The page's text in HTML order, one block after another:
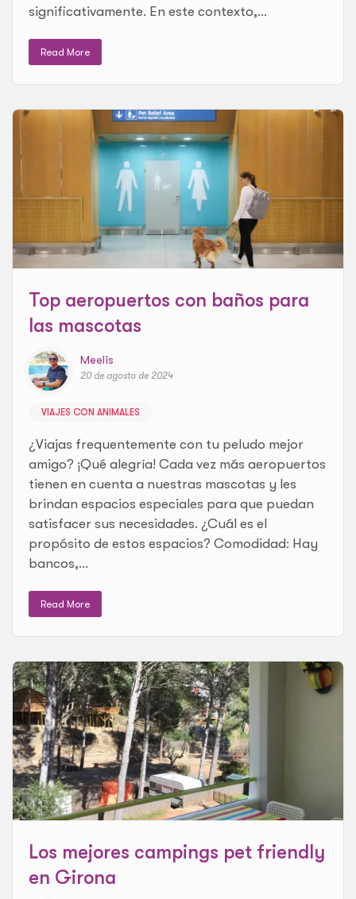
significativamente. En este contexto,...
Read More
Top aeropuertos con baños para
las mascotas
Meelis
20 de agosto de 2024
VIAJES CON ANIMALES
¿Viajas frequentemente con tu peludo mejor
amigo? ¡Qué alegría! Cada vez más aeropuertos
tienen en cuenta a nuestras mascotas y les
brindan espacios especiales para que puedan
satisfacer sus necesidades. ¿Cuál es el
propósito de estos espacios? Comodidad: Hay
bancos,...
Read More
Los mejores campings pet friendly
en Girona